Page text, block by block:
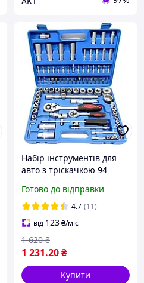
Набір інструментів для
авто з тріскачкою 94
ключів, набір
інструментів для авто
Готово до відправки
4.7 (11)
від 123₴/міс
1 231.20₴
1 620 ₴
Купити